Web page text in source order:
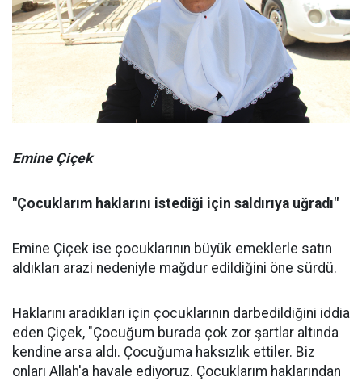
Emine Çiçek
"Çocuklarım haklarını istediği için saldırıya uğradı"
Emine Çiçek ise çocuklarının büyük emeklerle satın
aldıkları arazi nedeniyle mağdur edildiğini öne sürdü.
Haklarını aradıkları için çocuklarının darbedildiğini iddia
eden Çiçek, "Çocuğum burada çok zor şartlar altında
kendine arsa aldı. Çocuğuma haksızlık ettiler. Biz
onları Allah'a havale ediyoruz. Çocuklarım haklarından